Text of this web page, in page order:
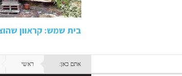
בית שמש: קראוון
אתם כאן: ראשי